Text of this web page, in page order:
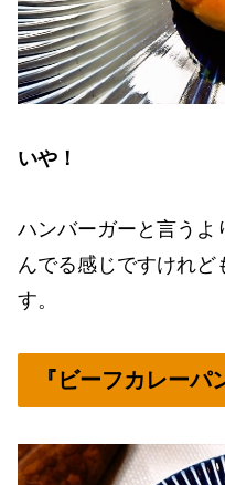
いや！
ハンバーガーと言うよ
んでる感じですけれど
す。
『ビーフカレーパ